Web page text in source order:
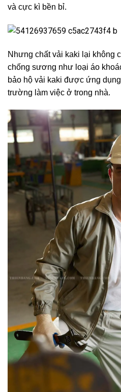
và cực kì bền bỉ.
Nhưng chất vải kaki lại không
chống sương như loại áo
bảo hộ vải kaki được ứng
trường làm việc ở trong nhà.